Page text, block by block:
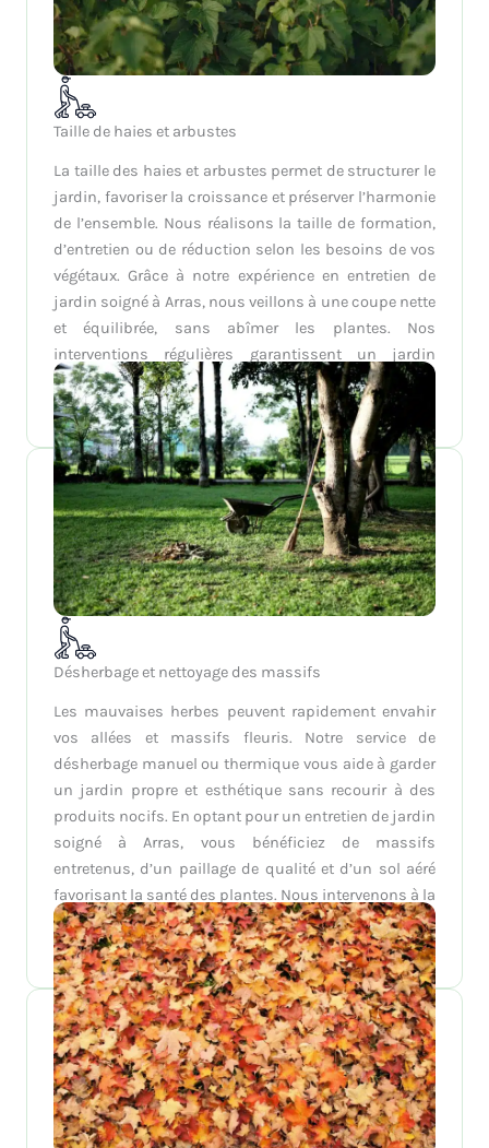
Taille de haies et arbustes
La taille des haies et arbustes permet de structurer le
jardin, favoriser la croissance et préserver l’harmonie
de l’ensemble. Nous réalisons la taille de formation,
d’entretien ou de réduction selon les besoins de vos
végétaux. Grâce à notre expérience en entretien de
jardin soigné à Arras, nous veillons à une coupe nette
et équilibrée, sans abîmer les plantes. Nos
interventions régulières garantissent un jardin
ordonné, tout en respectant la santé de vos haies et
arbustes.
Désherbage et nettoyage des massifs
Les mauvaises herbes peuvent rapidement envahir
vos allées et massifs fleuris. Notre service de
désherbage manuel ou thermique vous aide à garder
un jardin propre et esthétique sans recourir à des
produits nocifs. En optant pour un entretien de jardin
soigné à Arras, vous bénéficiez de massifs
entretenus, d’un paillage de qualité et d’un sol aéré
favorisant la santé des plantes. Nous intervenons à la
fréquence de votre choix pour conserver la beauté
naturelle de votre extérieur.